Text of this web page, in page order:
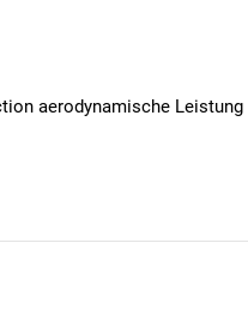
aerodynamische
Freunden zurücklegen, Sie
Sie die abnehmbaren
zu
bietet Ihnen auch erhöhte